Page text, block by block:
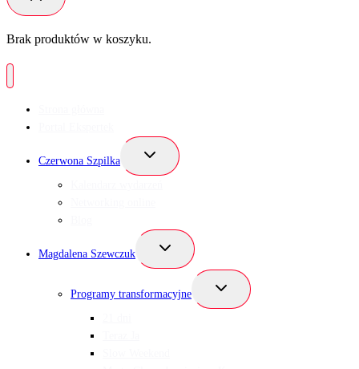
Brak produktów w koszyku.
Czerwona Szpilka
Przełącz
podrzędne
Magdalena Szewczuk
Przełącz
podrzędne
Programy transformacyjne
Przełącz
podrzędne